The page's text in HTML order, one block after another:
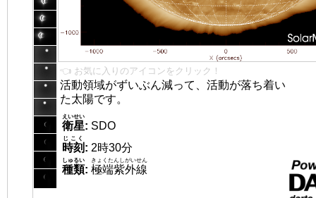
👈 お気に入りのアイコンをクリック！
活動領域がずいぶん減って、活動が落ち着い
た太陽です。
衛星
えいせい
: SDO
時刻
じこく
: 2時30分
種類
しゅるい
: 極端紫外線
きょくたんしがいせん